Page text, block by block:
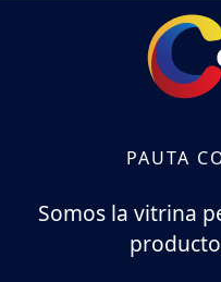
PAUTA
Somos la vitrina